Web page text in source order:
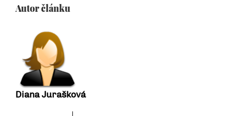
Autor článku
Diana Jurašková